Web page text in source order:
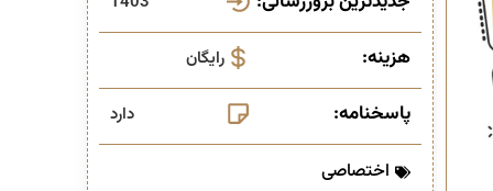
هزینه: رایگان
پاسخنامه: دارد
اختصاصی